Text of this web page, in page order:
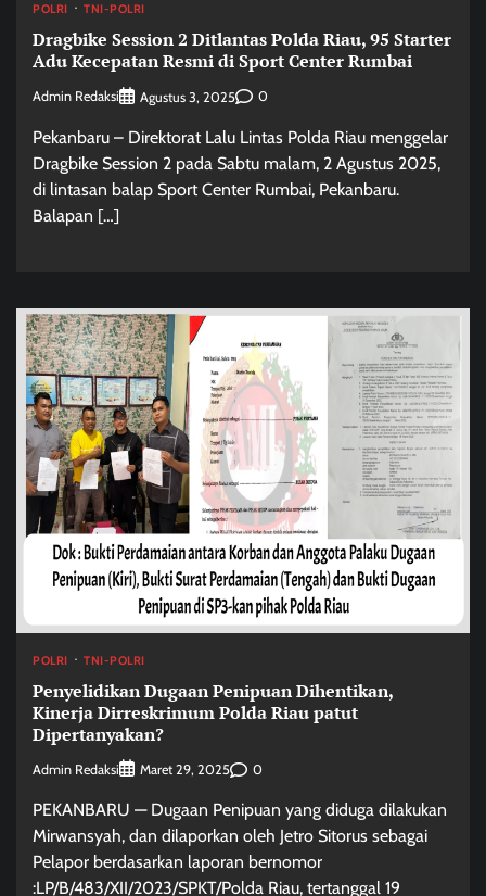
POLRI TNI-POLRI
Dragbike Session 2 Ditlantas Polda Riau, 95 Starter
Adu Kecepatan Resmi di Sport Center Rumbai
Admin Redaksi Agustus 3, 2025 0
Pekanbaru – Direktorat Lalu Lintas Polda Riau menggelar
Dragbike Session 2 pada Sabtu malam, 2 Agustus 2025,
di lintasan balap Sport Center Rumbai, Pekanbaru.
Balapan […]
POLRI TNI-POLRI
Penyelidikan Dugaan Penipuan Dihentikan,
Kinerja Dirreskrimum Polda Riau patut
Dipertanyakan?
Admin Redaksi Maret 29, 2025 0
PEKANBARU — Dugaan Penipuan yang diduga dilakukan
Mirwansyah, dan dilaporkan oleh Jetro Sitorus sebagai
Pelapor berdasarkan laporan bernomor
:LP/B/483/XII/2023/SPKT/Polda Riau, tertanggal 19